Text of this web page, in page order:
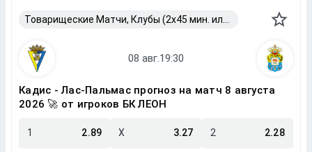
Кадис - Лас-Пальмас прогноз на матч 8 августа
2026 🚀 от игроков БК ЛЕОН
1 2.89 X 3.27 2 2.28